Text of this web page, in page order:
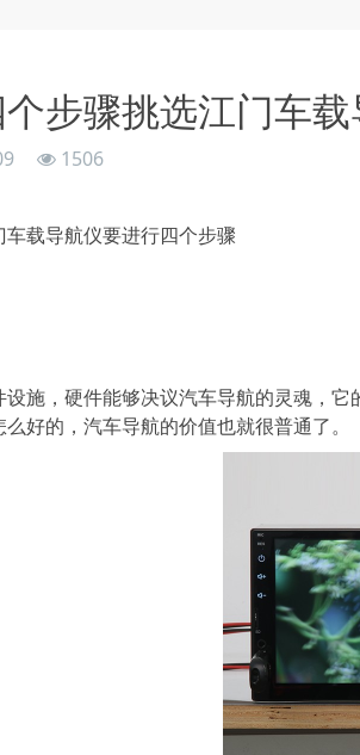
步骤挑选江门车载
1506
载导航仪要进行四个步骤
，硬件能够决议汽车导航的灵魂，它
好的，汽车导航的价值也就很普通了。